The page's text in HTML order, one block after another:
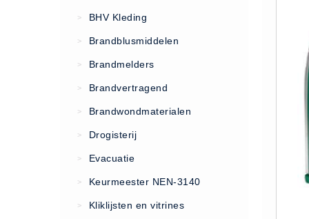
Inspectiecentrale
Ons Team
Nieuws
Contact
> BHV Kleding
> Brandblusmiddelen
> Brandmelders
> Brandvertragend
> Brandwondmaterialen
> Drogisterij
> Evacuatie
> Keurmeester NEN-3140
> Kliklijsten en vitrines